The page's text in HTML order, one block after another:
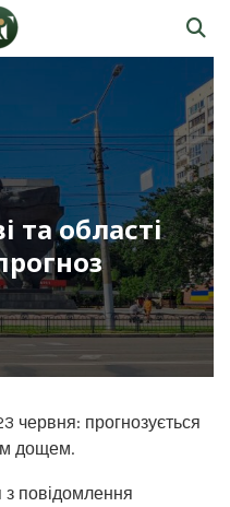
та області
червня: прогнозується
дощем.
з повідомлення